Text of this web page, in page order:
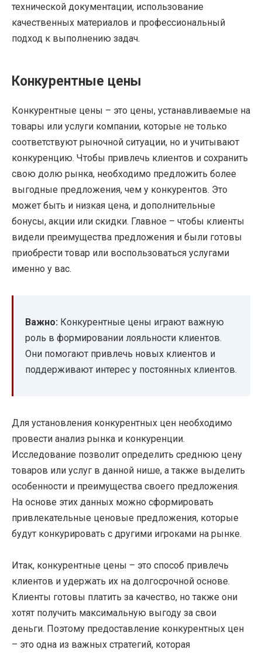
технической документации, использование
качественных материалов и профессиональный
подход к выполнению задач.
Конкурентные цены
Конкурентные цены – это цены, устанавливаемые на
товары или услуги компании, которые не только
соответствуют рыночной ситуации, но и учитывают
конкуренцию. Чтобы привлечь клиентов и сохранить
свою долю рынка, необходимо предложить более
выгодные предложения, чем у конкурентов. Это
может быть и низкая цена, и дополнительные
бонусы, акции или скидки. Главное – чтобы клиенты
видели преимущества предложения и были готовы
приобрести товар или воспользоваться услугами
именно у вас.
Важно: Конкурентные цены играют важную
роль в формировании лояльности клиентов.
Они помогают привлечь новых клиентов и
поддерживают интерес у постоянных клиентов.
Для установления конкурентных цен необходимо
провести анализ рынка и конкуренции.
Исследование позволит определить среднюю цену
товаров или услуг в данной нише, а также выделить
особенности и преимущества своего предложения.
На основе этих данных можно сформировать
привлекательные ценовые предложения, которые
будут конкурировать с другими игроками на рынке.
Итак, конкурентные цены – это способ привлечь
клиентов и удержать их на долгосрочной основе.
Клиенты готовы платить за качество, но также они
хотят получить максимальную выгоду за свои
деньги. Поэтому предоставление конкурентных цен
– это одна из важных стратегий, которая